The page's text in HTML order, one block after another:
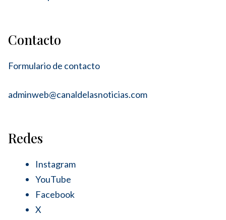
Contacto
Formulario de contacto
adminweb@canaldelasnoticias.com
Redes
Instagram
YouTube
Facebook
X